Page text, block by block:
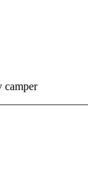
camper